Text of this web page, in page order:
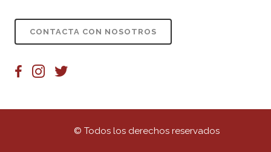
CONTACTA CON NOSOTROS
© Todos los derechos reservados